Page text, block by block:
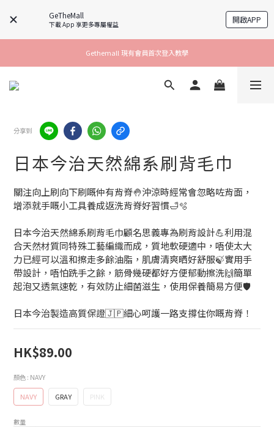
GeTheMall
下載 App 享更多專屬權益 開啟APP
Gethemall 現有會員首次登入教學
分享到
日本今治天然綿系刷背毛巾
關注向上刷向下刷嘅仲有背脊🤚沖涼時經常會忽略咗背面，
增添就手嘅小工具養成返洗背脊好習慣🛁🫧
日本今治天然綿系刷背毛巾顧名思義專為刷背設計💪利用混
合天然材質同特殊工藝編織而成，質地軟硬適中，唔使太大
力已經可以溫和擦走多餘油脂，肌膚清爽晒好舒服🍃實用手
帶設計，唔怕跣手之餘，筋骨幾硬都好方便郁動擦洗🙌簡單
起泡又透氣速乾，有效防止細菌滋生，使用保養簡易方便🛡️
日本今治製造高質保證🇯🇵細心呵護一路支撐住你嘅背脊！
HK$89.00
顏色 : NAVY
NAVY GRAY PINK
數量